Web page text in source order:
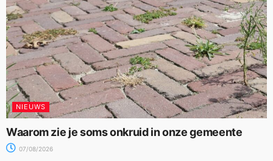
NIEUWS
Waarom zie je soms onkruid in onze gemeente
07/08/2026